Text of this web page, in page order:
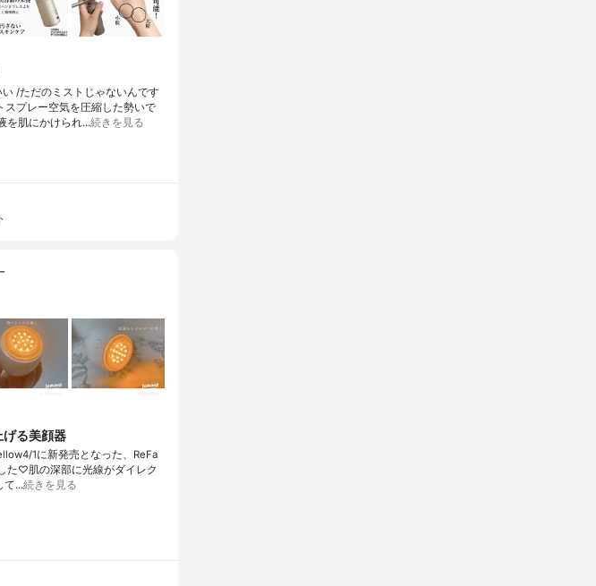
/⁡ただのミストじゃないんです⁡
スプレー⁡⁡空気を圧縮した勢いで
を肌にかけられ…続きを見る
げる美顔器
1に新発売となった、ReFa
た♡肌の深部に光線がダイレク
て…続きを見る